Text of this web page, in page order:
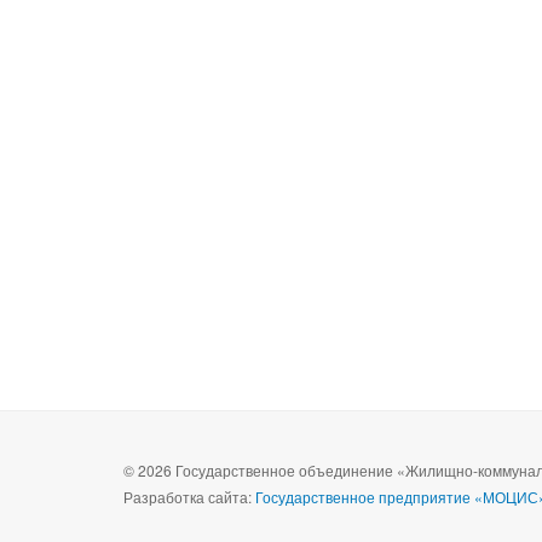
© 2026 Государственное объединение «Жилищно-
Разработка сайта: Государственное предприятие